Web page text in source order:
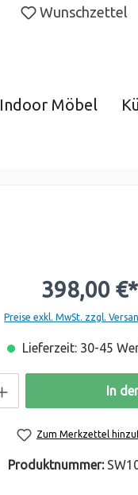
Wunschzettel
Indoor Möbel
398,00 €*
Preise exkl. MwSt. zzgl.
Lieferzeit: 30-45
In
Zum Merkzettel
Produktnummer: